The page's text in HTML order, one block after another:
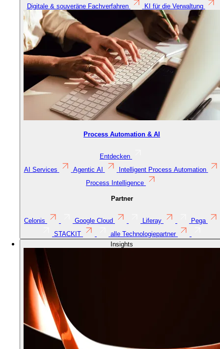
Digitale & souveräne Fachverfahren
KI für die Verwaltung
Process Automation & AI
Entdecken
AI Services
Agentic AI
Intelligent Process Automation
Process Intelligence
Partner
Celonis Google Cloud Liferay
Pega
STACKIT
alle Technologiepartner
Insights